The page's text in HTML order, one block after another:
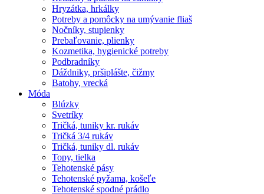
Hryzátka, hrkálky
Potreby a pomôcky na umývanie fliaš
Nočníky, stupienky
Prebaľovanie, plienky
Kozmetika, hygienické potreby
Podbradníky
Dáždniky, pršiplášte, čižmy
Batohy, vrecká
Móda
Blúzky
Svetríky
Tričká, tuniky kr. rukáv
Tričká 3/4 rukáv
Tričká, tuniky dl. rukáv
Topy, tielka
Tehotenské pásy
Tehotenské pyžama, košeľe
Tehotenské spodné prádlo